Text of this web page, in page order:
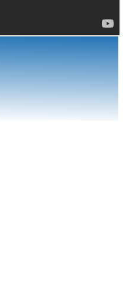
la FFSA
collectées conformément à